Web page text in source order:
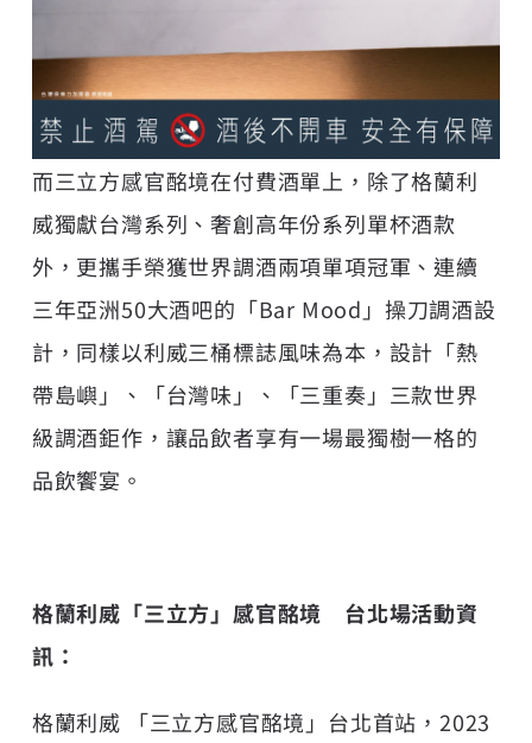
而三立方感官酩境在付費酒單上，除了格蘭利
威獨獻台灣系列、奢創高年份系列單杯酒款
外，更攜手榮獲世界調酒兩項單項冠軍、連續
三年亞洲50大酒吧的「Bar Mood」操刀調酒設
計，同樣以利威三桶標誌風味為本，設計「熱
帶島嶼」、「台灣味」、「三重奏」三款世界
級調酒鉅作，讓品飲者享有一場最獨樹一格的
品飲饗宴。
格蘭利威「三立方」感官酩境 台北場活動資
訊：
格蘭利威 「三立方感官酩境」台北首站，2023